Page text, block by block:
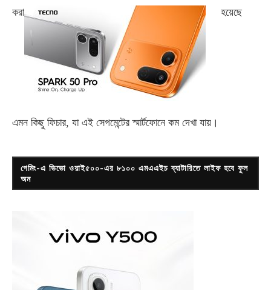
করা
হয়েছে
এমন কিছু ফিচার, যা এই সেগমেন্টের স্মার্টফোনে কম দেখা যায়।
গেমিং-এ ভিভো ওয়াই৫০০-এর ৮১০০ এমএএইচ ব্যাটারিতে লাইফ হবে ফুল
অন